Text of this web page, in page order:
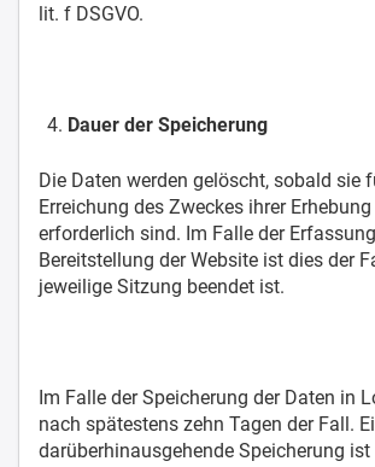
lit. f DSGVO.
Dauer der Speicherung
Die Daten werden gelöscht, sobald sie
Erreichung des Zweckes ihrer
erforderlich sind. Im Falle der
Bereitstellung der Website ist dies der
jeweilige Sitzung beendet ist.
Im Falle der Speicherung der Daten in
nach spätestens zehn Tagen der Fall.
darüberhinausgehende Speicherung